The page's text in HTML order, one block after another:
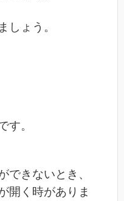
しょう。
す。
できないとき、
開く時がありま